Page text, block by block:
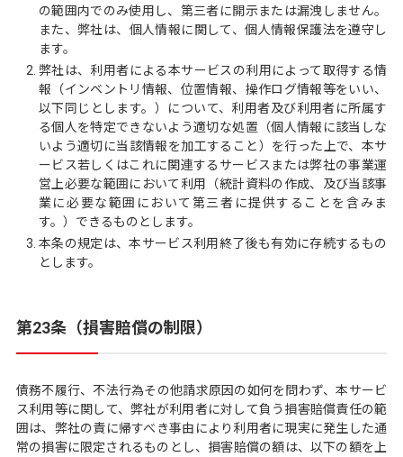
の範囲内でのみ使用し、第三者に開示または漏洩しません。
また、弊社は、個人情報に関して、個人情報保護法を遵守し
ます。
弊社は、利用者による本サービスの利用によって取得する情
報（インベントリ情報、位置情報、操作ログ情報等をいい、
以下同じとします。）について、利用者及び利用者に所属す
る個人を特定できないよう適切な処置（個人情報に該当しな
いよう適切に当該情報を加工すること）を行った上で、本サ
ービス若しくはこれに関連するサービスまたは弊社の事業運
営上必要な範囲において利用（統計資料の作成、及び当該事
業に必要な範囲において第三者に提供することを含みま
す。）できるものとします。
本条の規定は、本サービス利用終了後も有効に存続するもの
とします。
第23条（損害賠償の制限）
債務不履行、不法行為その他請求原因の如何を問わず、本サービ
ス利用等に関して、弊社が利用者に対して負う損害賠償責任の範
囲は、弊社の責に帰すべき事由により利用者に現実に発生した通
常の損害に限定されるものとし、損害賠償の額は、以下の額を上